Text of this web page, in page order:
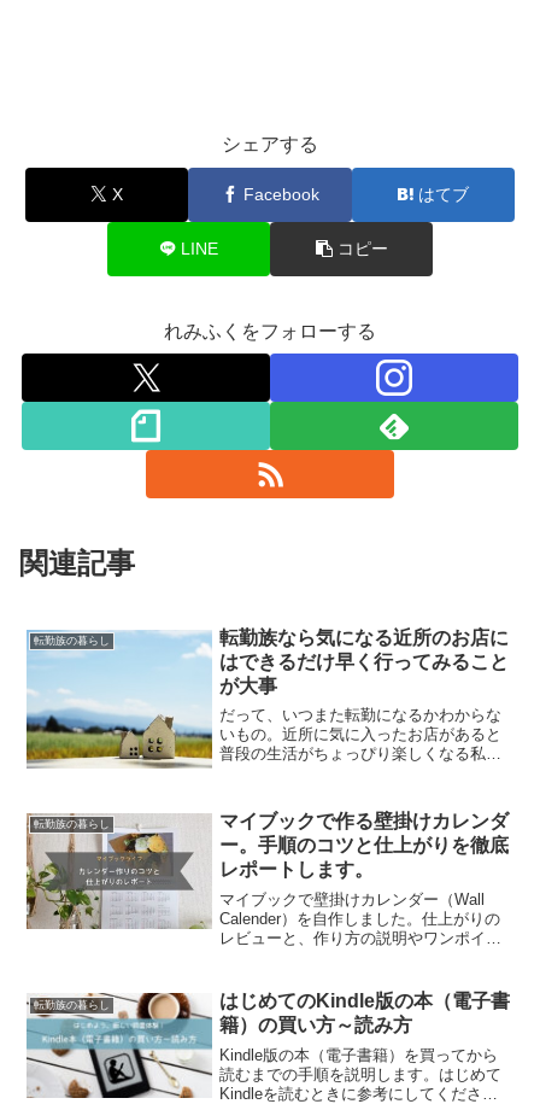
シェアする
X Facebook はてブ
LINE コピー
れみふくをフォローする
関連記事
転勤族の暮らし
転勤族なら気になる近所のお店に
はできるだけ早く行ってみること
が大事
だって、いつまた転勤になるかわからな
いもの。近所に気に入ったお店があると
普段の生活がちょっぴり楽しくなる私が
んです。よく通る道沿いにあったので
「どこか食べにいこうか」っ...
転勤族の暮らし
マイブックで作る壁掛けカレンダ
ー。手順のコツと仕上がりを徹底
レポートします。
マイブックで壁掛けカレンダー（Wall
Calender）を自作しました。仕上がりの
レビューと、作り方の説明やワンポイン
転勤族の暮らし
はじめてのKindle版の本（電子書
籍）の買い方～読み方
Kindle版の本（電子書籍）を買ってから
読むまでの手順を説明します。はじめて
Kindleを読むときに参考にしてくださ